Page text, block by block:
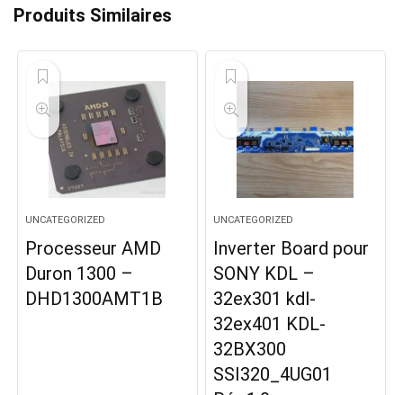
Produits Similaires
UNCATEGORIZED
Processeur AMD
Duron 1300 –
DHD1300AMT1B
UNCATEGORIZED
Inverter Board pour
SONY KDL –
32ex301 kdl-
32ex401 KDL-
32BX300
SSI320_4UG01